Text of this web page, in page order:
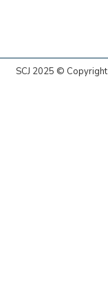
SCJ 2025 © Copyright